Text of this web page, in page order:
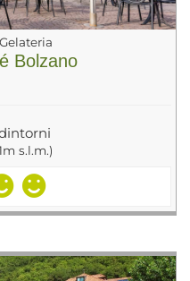
Bolzano
s.l.m.)